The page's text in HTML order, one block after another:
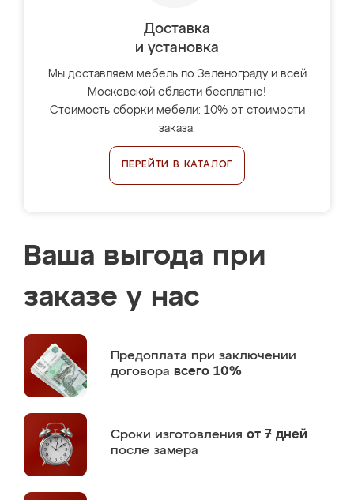
Доставка
и установка
Мы доставляем мебель по Зеленограду и всей
Московской области бесплатно!
Стоимость сборки мебели: 10% от стоимости
заказа.
ПЕРЕЙТИ В КАТАЛОГ
Ваша выгода при
заказе у нас
Предоплата при заключении
договора всего 10%
Сроки изготовления от 7 дней
после замера